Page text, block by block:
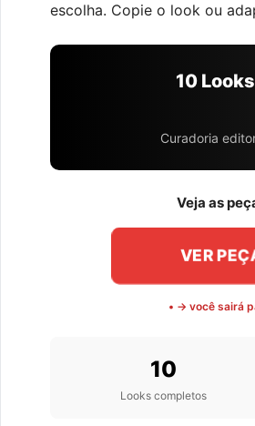
escolha. Copie o look ou
10
Curadoria
Veja as
VER
• → você sairá
10
Looks completos